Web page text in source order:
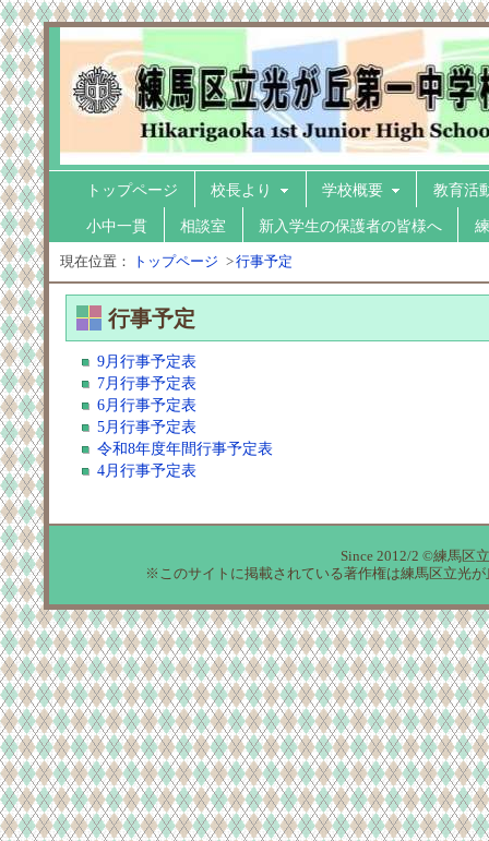
トップページ 校長より 学校概要 教育活
小中一貫 相談室 新入学生の保護者の皆様へ
現在位置： トップページ >行事予定
行事予定
9月行事予定表
7月行事予定表
6月行事予定表
5月行事予定表
令和8年度年間行事予定表
4月行事予定表
Since 2012/2 ©練馬区
※このサイトに掲載されている著作権は練馬区立光